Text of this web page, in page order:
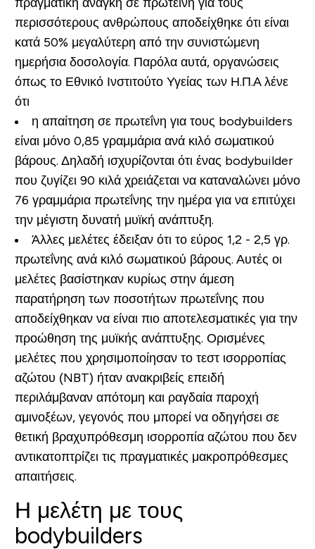
περισσότερους ανθρώπους αποδείχθηκε ότι είναι
κατά 50% μεγαλύτερη από την συνιστώμενη
ημερήσια δοσολογία. Παρόλα αυτά, οργανώσεις
όπως το Εθνικό Ινστιτούτο Υγείας των Η.Π.Α λένε
ότι
η απαίτηση σε πρωτεΐνη για τους bodybuilders
είναι μόνο 0,85 γραμμάρια ανά κιλό σωματικού
βάρους. Δηλαδή ισχυρίζονται ότι ένας bodybuilder
που ζυγίζει 90 ​​κιλά χρειάζεται να καταναλώνει μόνο
76 γραμμάρια πρωτεΐνης την ημέρα για να επιτύχει
την μέγιστη δυνατή μυϊκή ανάπτυξη.
Άλλες μελέτες έδειξαν ότι το εύρος 1,2 - 2,5 γρ.
πρωτεΐνης ανά κιλό σωματικού βάρους. Αυτές οι
μελέτες βασίστηκαν κυρίως στην άμεση
παρατήρηση των ποσοτήτων πρωτεΐνης που
αποδείχθηκαν να είναι πιο αποτελεσματικές για την
προώθηση της μυϊκής ανάπτυξης. Ορισμένες
μελέτες που χρησιμοποίησαν το τεστ ισορροπίας
αζώτου (NBT) ήταν ανακριβείς επειδή
περιλάμβαναν απότομη και ραγδαία παροχή
αμινοξέων, γεγονός που μπορεί να οδηγήσει σε
θετική βραχυπρόθεσμη ισορροπία αζώτου που δεν
αντικατοπτρίζει τις πραγματικές μακροπρόθεσμες
απαιτήσεις.
Η μελέτη με τους
bodybuilders